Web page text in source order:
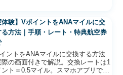
体験】VポイントをANAマイルに交
る方法｜手順・レート・特典航空券
ントをANAマイルに交換する方法
際の画面付きで解説。交換レートは1
ント＝0.5マイル。スマホアプリでの